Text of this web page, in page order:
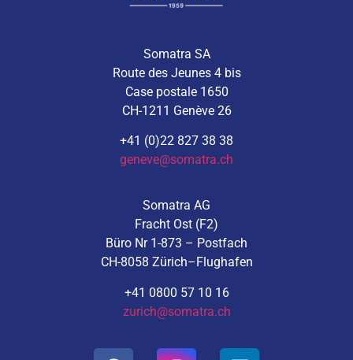
Somatra SA
Route des Jeunes 4 bis
Case postale 1650
CH-1211 Genève 26
+41 (0)22 827 38 38
geneve@somatra.ch
Somatra AG
Fracht Ost (F2)
Büro Nr 1-873 – Postfach
CH-8058 Zürich–Flughafen
+41 0800 57 10 16
zurich@somatra.ch